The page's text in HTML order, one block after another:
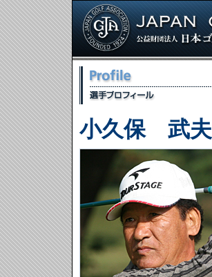
小久保 武夫